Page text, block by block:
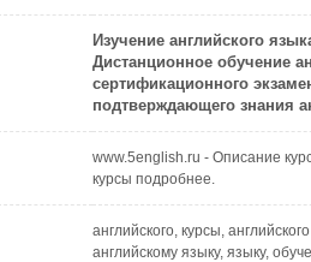
Изучение английского
Дистанционное обучение
сертификационного
подтверждающего знания
www.5english.ru - Описание
курсы подробнее.
английского, курсы,
английскому языку, языку,